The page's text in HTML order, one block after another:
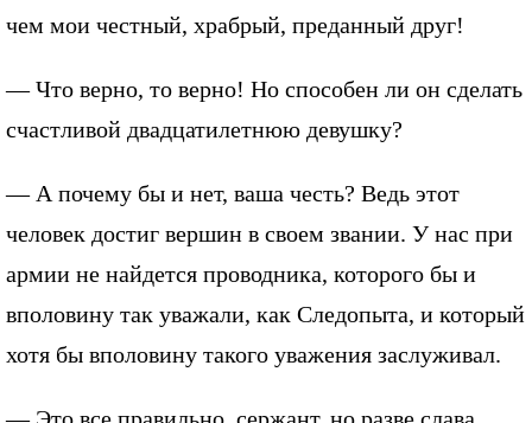
чем мои честный, храбрый, преданный друг!
— Что верно, то верно! Но способен ли он сделать
счастливой двадцатилетнюю девушку?
— А почему бы и нет, ваша честь? Ведь этот
человек достиг вершин в своем звании. У нас при
армии не найдется проводника, которого бы и
вполовину так уважали, как Следопыта, и который
хотя бы вполовину такого уважения заслуживал.